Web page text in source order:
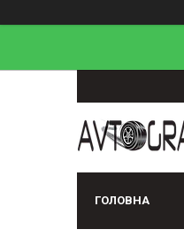
ГОЛОВНА